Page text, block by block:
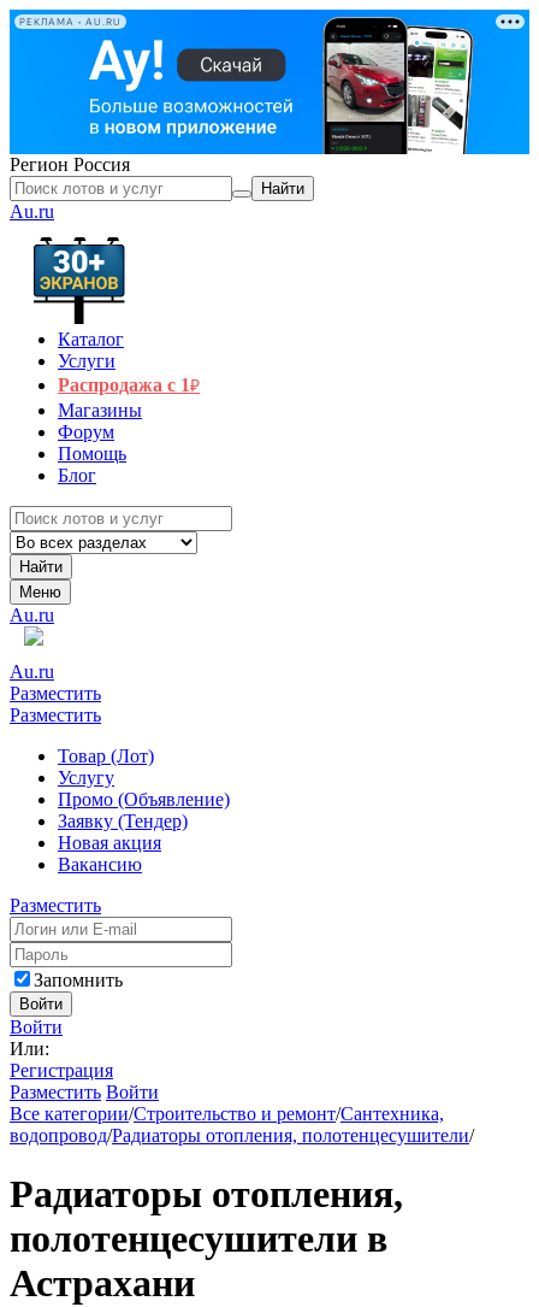
РЕКЛАМА • AU.RU
Регион Россия
Найти
Au.ru
Каталог
Услуги
Распродажа с 1₽
Магазины
Форум
Помощь
Блог
Найти
Меню
Au.ru
Au.ru
Разместить
Разместить
Товар (Лот)
Услугу
Промо (Объявление)
Заявку (Тендер)
Новая акция
Вакансию
Разместить
Запомнить
Войти
Войти
Или:
Регистрация
Разместить Войти
Все категории/Строительство и ремонт/Сантехника,
водопровод/Радиаторы отопления, полотенцесушители/
Радиаторы отопления,
полотенцесушители в
Астрахани